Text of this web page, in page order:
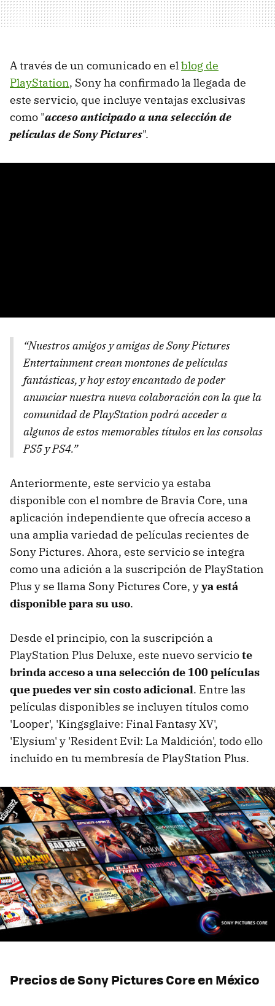
A través de un comunicado en elblog de
PlayStation, Sony ha confirmado la llegada de
este servicio, que incluye ventajas exclusivas
como "acceso anticipado a una selección de
películas de Sony Pictures".
“Nuestros amigos y amigas de Sony Pictures
Entertainment crean montones de películas
fantásticas, y hoy estoy encantado de poder
anunciar nuestra nueva colaboración con la que la
comunidad de PlayStation podrá acceder a
algunos de estos memorables títulos en las consolas
PS5 y PS4.”
Anteriormente, este servicio ya estaba
disponible con el nombre de Bravia Core, una
aplicación independiente que ofrecía acceso a
una amplia variedad de películas recientes de
Sony Pictures. Ahora, este servicio se integra
como una adición a la suscripción de PlayStation
Plus y se llama Sony Pictures Core, yya está
disponible para su uso.
Desde el principio, con la suscripción a
PlayStation Plus Deluxe, este nuevo serviciote
brinda acceso a una selección de 100 películas
que puedes ver sin costo adicional. Entre las
películas disponibles se incluyen títulos como
'Looper', 'Kingsglaive: Final Fantasy XV',
'Elysium' y 'Resident Evil: La Maldición', todo ello
incluido en tu membresía de PlayStation Plus.
Precios de Sony Pictures Core en México